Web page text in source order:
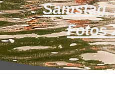
Samstag,
Fotos